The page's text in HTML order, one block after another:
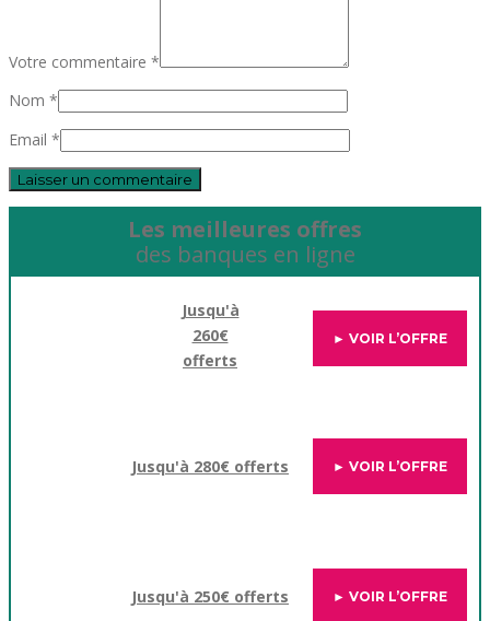
Votre commentaire *
Nom *
Email *
Les meilleures offres
des banques en ligne
Jusqu'à
260€
offerts
► VOIR L’OFFRE
Jusqu'à 280€ offerts ► VOIR L’OFFRE
Jusqu'à 250€ offerts ► VOIR L’OFFRE